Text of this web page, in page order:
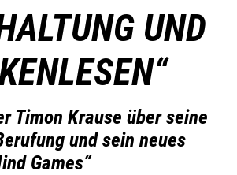
UND
Timon Krause über seine
und sein neues
Games“